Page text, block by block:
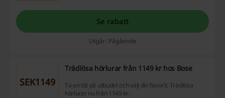
Se rabatt
Utgår: Pågående
SEK1149
Trädlösa hörlurar från 1149 kr hos Bose
Ta en titt på utbudet och välj din favorit. Trädlösa
hörlurar nu från 1149 kr.